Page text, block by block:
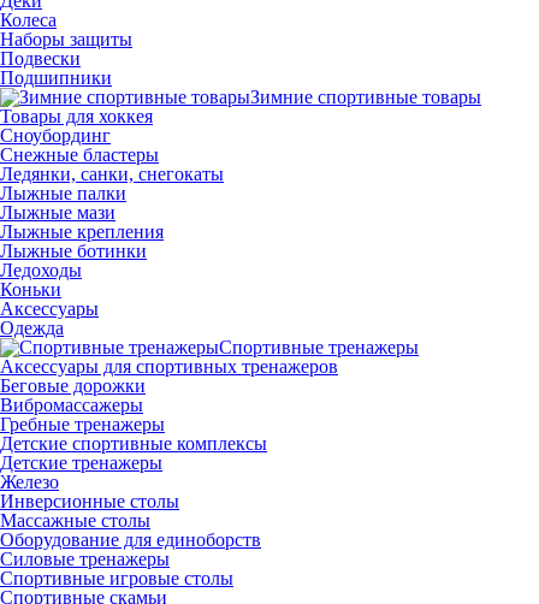
Колеса
Наборы защиты
Подвески
Подшипники
Зимние спортивные товары
Товары для хоккея
Сноубординг
Снежные бластеры
Ледянки, санки, снегокаты
Лыжные палки
Лыжные мази
Лыжные крепления
Лыжные ботинки
Ледоходы
Коньки
Аксессуары
Одежда
Спортивные тренажеры
Аксессуары для спортивных тренажеров
Беговые дорожки
Вибромассажеры
Гребные тренажеры
Детские спортивные комплексы
Детские тренажеры
Железо
Инверсионные столы
Массажные столы
Оборудование для единоборств
Силовые тренажеры
Спортивные игровые столы
Спортивные скамьи